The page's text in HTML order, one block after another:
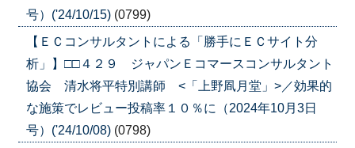
号）('24/10/15) (0799)
【ＥＣコンサルタントによる「勝手にＥＣサイト分
析」】□□４２９ ジャパンＥコマースコンサルタント
協会 清水将平特別講師 <「上野凮月堂」>／効果的
な施策でレビュー投稿率１０％に（2024年10月3日
号）('24/10/08) (0798)